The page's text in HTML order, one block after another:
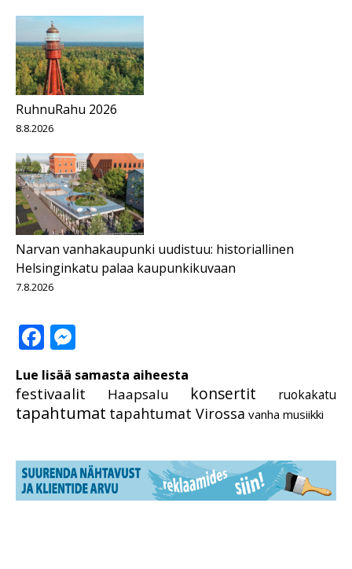
RuhnuRahu 2026
8.8.2026
Narvan vanhakaupunki uudistuu: historiallinen
Helsinginkatu palaa kaupunkikuvaan
7.8.2026
Facebook
Lue lisää samasta aiheesta
festivaalit Haapsalu konsertit ruokakatu
tapahtumat tapahtumat Virossa vanha musiikki